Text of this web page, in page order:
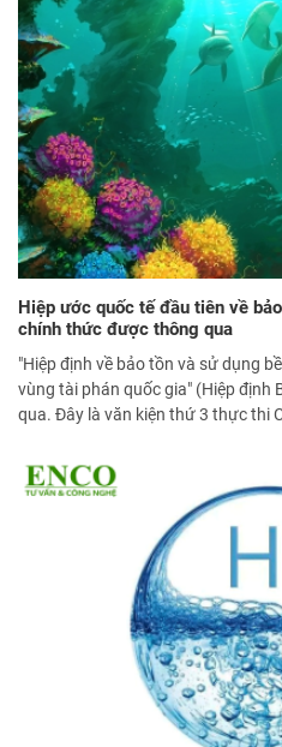
Hiệp ước quốc tế đầu tiên về
chính thức được thông qua
"Hiệp định về bảo tồn và sử dụng
vùng tài phán quốc gia" (Hiệp định
qua. Đây là văn kiện thứ 3 thực thi
trên thế giới bảo vệ các vùng biển
Liên hợp quốc, với tên gọi "Hiệp
vững đa dạng sinh học ngoài vùng
còn gọi là "Hiệp định Biển cả".